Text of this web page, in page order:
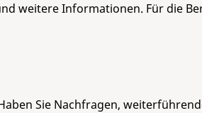
weitere Informationen. Für die
Sie Nachfragen,